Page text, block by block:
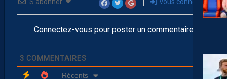
Connectez-vous pour poster un commentaire
3 COMMENTAIRES
Récents